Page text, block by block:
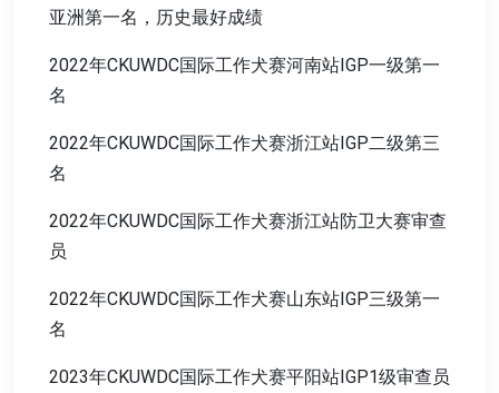
亚洲第一名，历史最好成绩
2022年CKUWDC国际工作犬赛河南站IGP一级第一
名
2022年CKUWDC国际工作犬赛浙江站IGP二级第三
名
2022年CKUWDC国际工作犬赛浙江站防卫大赛审查
员
2022年CKUWDC国际工作犬赛山东站IGP三级第一
名
2023年CKUWDC国际工作犬赛平阳站IGP1级审查员